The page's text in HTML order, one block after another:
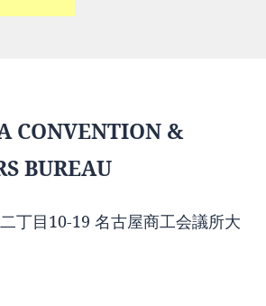
CONVENTION &
BUREAU
丁目10-19 名古屋商工会議所大